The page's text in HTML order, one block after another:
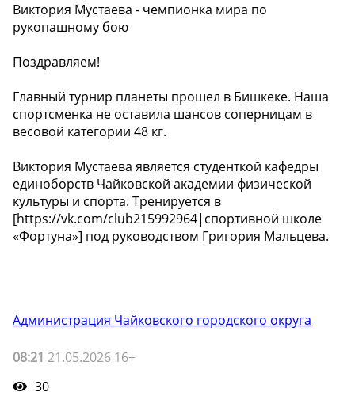
Виктория Мустаева - чемпионка мира по
рукопашному бою
Поздравляем!
Главный турнир планеты прошел в Бишкеке. Наша
спортсменка не оставила шансов соперницам в
весовой категории 48 кг.
Виктория Мустаева является студенткой кафедры
единоборств Чайковской академии физической
культуры и спорта. Тренируется в
[https://vk.com/club215992964|спортивной школе
«Фортуна»] под руководством Григория Мальцева.
Администрация Чайковского городского округа
08:21 21.05.2026 16+
30